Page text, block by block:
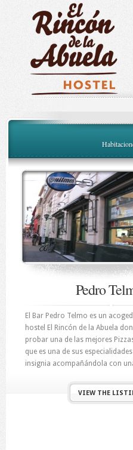
Pedro
El Bar Pedro Telmo es un
hostel El Rincón de la Abuela
probar una de las mejores
que es una de sus
insignia acompañándola con
VIEW THE